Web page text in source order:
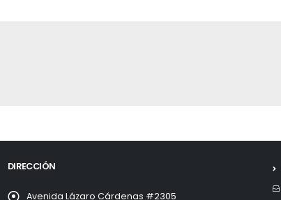
DIRECCIÓN
Avenida Lázaro Cárdenas #2305